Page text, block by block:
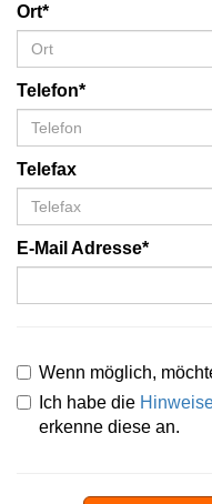
Ort*
Telefon*
Telefax
E-Mail Adresse*
Wenn möglich,
Ich habe die
erkenne diese an.